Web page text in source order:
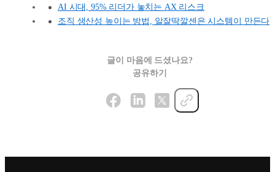
AI 시대, 95% 리더가 놓치는 AX 리스크
조직 생산성 높이는 방법, 알잘딱깔센은 시스템이 만든다
글이 마음에 드셨나요?
공유하기